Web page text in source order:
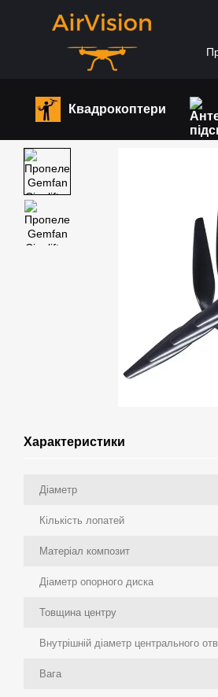
Перейти до основного контенту
Квадрокоптери
Характеристики
Діаметр
Кількість лопатей
Матеріал композит
Діаметр опорного диска
Товщина центру
Внутрішній діаметр центрального
Вага